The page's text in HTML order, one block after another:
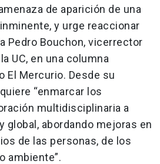
de aparición de una
y urge reaccionar
Pedro Bouchon, vicerrector
UC, en una columna
El Mercurio. Desde su
“enmarcar los
multidisciplinaria a
global, abordando mejoras en
de las personas, de los
ambiente”.